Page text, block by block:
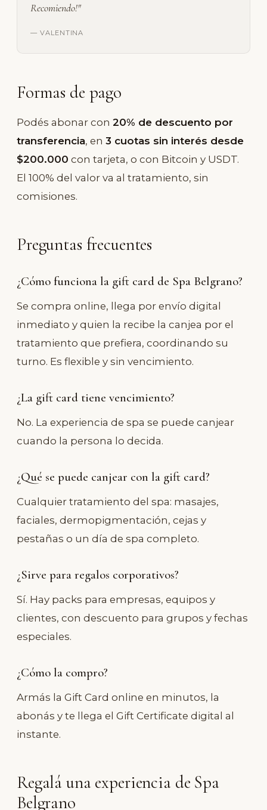
Recomiendo!"
— VALENTINA
Formas de pago
Podés abonar con 20% de descuento por
transferencia, en 3 cuotas sin interés desde
$200.000 con tarjeta, o con Bitcoin y USDT.
El 100% del valor va al tratamiento, sin
comisiones.
Preguntas frecuentes
¿Cómo funciona la gift card de Spa Belgrano?
Se compra online, llega por envío digital
inmediato y quien la recibe la canjea por el
tratamiento que prefiera, coordinando su
turno. Es flexible y sin vencimiento.
¿La gift card tiene vencimiento?
No. La experiencia de spa se puede canjear
cuando la persona lo decida.
¿Qué se puede canjear con la gift card?
Cualquier tratamiento del spa: masajes,
faciales, dermopigmentación, cejas y
pestañas o un día de spa completo.
¿Sirve para regalos corporativos?
Sí. Hay packs para empresas, equipos y
clientes, con descuento para grupos y fechas
especiales.
¿Cómo la compro?
Armás la Gift Card online en minutos, la
abonás y te llega el Gift Certificate digital al
instante.
Regalá una experiencia de Spa
Belgrano